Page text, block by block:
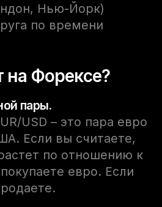
Нью-Йорк)
по времени
на Форексе?
пары.
USD – это пара евро
Если вы считаете,
по отношению к
евро. Если